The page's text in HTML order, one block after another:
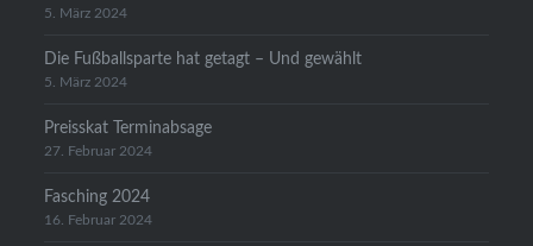
5. März 2024
Die Fußballsparte hat getagt – Und gewählt
5. März 2024
Preisskat Terminabsage
27. Februar 2024
Fasching 2024
16. Februar 2024